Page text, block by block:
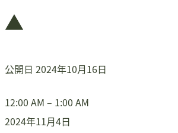
▲
公開日 2024年10月16日
▲
12:00 AM – 1:00 AM
2024年11月4日